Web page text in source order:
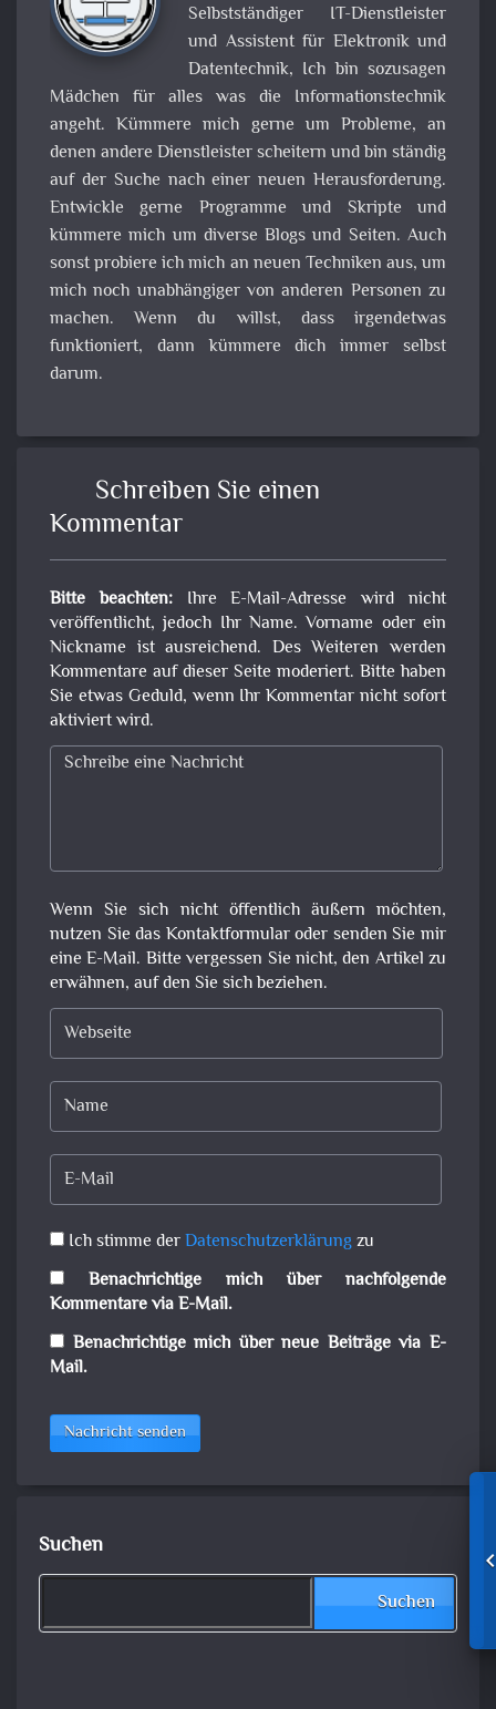
Selbstständiger IT-Dienstleister
und Assistent für Elektronik und
Datentechnik, Ich bin sozusagen
Mädchen für alles was die Informationstechnik
angeht. Kümmere mich gerne um Probleme, an
denen andere Dienstleister scheitern und bin ständig
auf der Suche nach einer neuen Herausforderung.
Entwickle gerne Programme und Skripte und
kümmere mich um diverse Blogs und Seiten. Auch
sonst probiere ich mich an neuen Techniken aus, um
mich noch unabhängiger von anderen Personen zu
machen. Wenn du willst, dass irgendetwas
funktioniert, dann kümmere dich immer selbst
darum.
Schreiben Sie einen
Kommentar
Bitte beachten:Ihre E-Mail-Adresse wird nicht
veröffentlicht, jedoch Ihr Name. Vorname oder ein
Nickname ist ausreichend. Des Weiteren werden
Kommentare auf dieser Seite moderiert. Bitte haben
Sie etwas Geduld, wenn Ihr Kommentar nicht sofort
aktiviert wird.
Wenn Sie sich nicht öffentlich äußern möchten,
nutzen Sie das Kontaktformular oder senden Sie mir
eine E-Mail. Bitte vergessen Sie nicht, den Artikel zu
erwähnen, auf den Sie sich beziehen.
Ich stimme derDatenschutzerklärungzu
Benachrichtige mich über nachfolgende
Kommentare via E-Mail.
Benachrichtige mich über neue Beiträge via E-
Mail.
Nachricht senden
Suchen
Suchen